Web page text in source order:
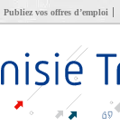
Publiez vos offres d’emploi